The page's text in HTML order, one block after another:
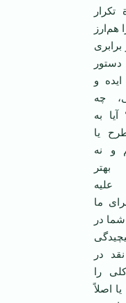
تکرار
برابری
و
چه
به
یا
و نه
علیه
ما
در
در
را
اصلاً